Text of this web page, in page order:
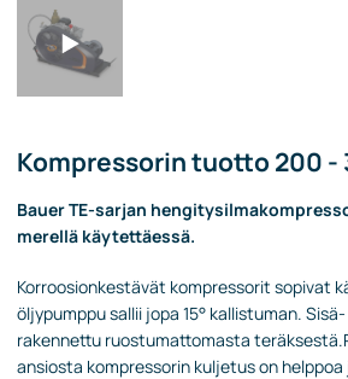
Kompressorin tuotto 200 -
Bauer TE-sarjan
merellä käytettäessä.
Korroosionkestävät kompressorit sopivat
öljypumppu sallii jopa 15° kallistuman.
rakennettu ruostumattomasta
ansiosta kompressorin kuljetus on